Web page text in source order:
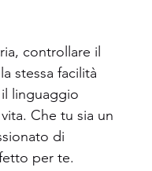
controllare il
stessa facilità
linguaggio
Che tu sia un
di
per te.